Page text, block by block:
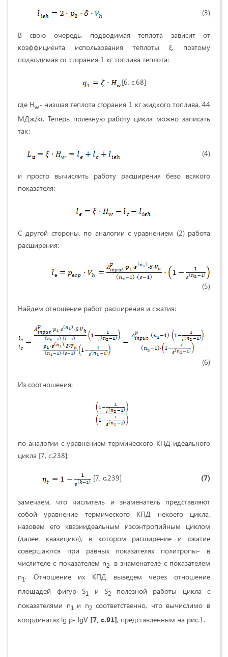
(3)
В свою очередь, подводимая теплота зависит от
коэффициента использования теплоты ξ, поэтому
подводимая от сгорания 1 кг топлива теплота:
[6, с.68]
где Hw- низшая теплота сгорания 1 кг жидкого топлива, 44
МДж/кг. Теперь полезную работу цикла можно записать
так:
(4)
и просто вычислить работу расширения безо всякого
показателя:
С другой стороны, по аналогии с уравнением (2) работа
расширения:
(5)
Найдем отношение работ расширения и сжатия:
(6)
Из соотношения:
по аналогии с уравнением термического КПД идеального
цикла [7, с.238]:
[7, с.239] (7)
замечаем, что числитель и знаменатель представляют
собой уравнение термического КПД некоего цикла,
назовем его квазиидеальным изоэнтропийным циклом
(далее: квазицикл), в котором расширение и сжатие
совершаются при равных показателях политропы- в
числителе с показателем n2, в знаменателе с показателем
n1. Отношение их КПД выведем через отношение
площадей фигур S1 и S2 полезной работы цикла с
показателями n1 и n2 соответственно, что вычислимо в
координатах lg p- lgV [7, с.91], представленным на рис.1.